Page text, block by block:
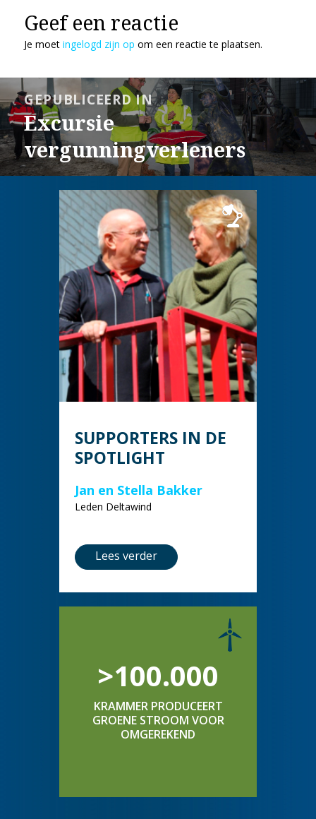
Geef een reactie
Je moetingelogd zijn op om een reactie te plaatsen.
Bericht
navigatieGEPUBLICEERD IN
Excursie
vergunningverleners
SUPPORTERS IN DE
SPOTLIGHT
Jan en Stella Bakker
Leden Deltawind
Lees verder
>100.000
KRAMMER PRODUCEERT
GROENE STROOM VOOR
OMGEREKEND